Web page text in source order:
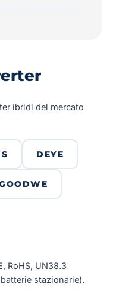
ibridi del mercato
DEYE
RoHS, UN38.3
stazionarie).